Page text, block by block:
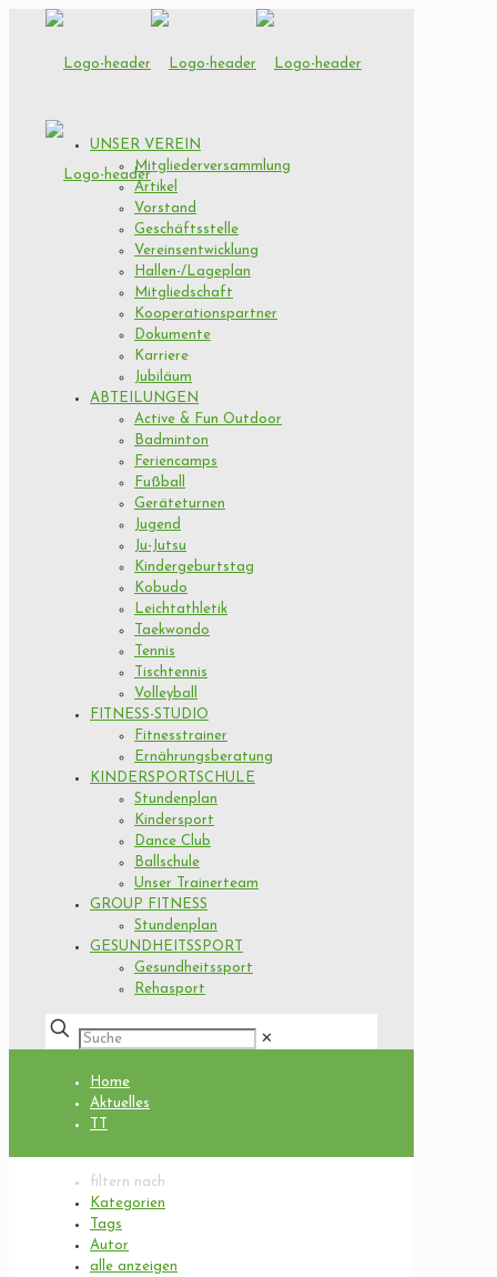
UNSER VEREIN
Mitgliederversammlung
Artikel
Vorstand
Geschäftsstelle
Vereinsentwicklung
Hallen-/Lageplan
Mitgliedschaft
Kooperationspartner
Dokumente
Karriere
Jubiläum
ABTEILUNGEN
Active & Fun Outdoor
Badminton
Feriencamps
Fußball
Geräteturnen
Jugend
Ju-Jutsu
Kindergeburtstag
Kobudo
Leichtathletik
Taekwondo
Tennis
Tischtennis
Volleyball
FITNESS-STUDIO
Fitnesstrainer
Ernährungsberatung
KINDERSPORTSCHULE
Stundenplan
Kindersport
Dance Club
Ballschule
Unser Trainerteam
GROUP FITNESS
Stundenplan
GESUNDHEITSSPORT
Gesundheitssport
Rehasport
✕
Home
Aktuelles
filtern nach
Kategorien
Tags
Autor
alle anzeigen